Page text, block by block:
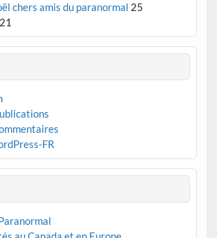
chers amis du paranormal 25
FR